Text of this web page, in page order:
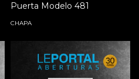
Puerta Modelo 481
CHAPA